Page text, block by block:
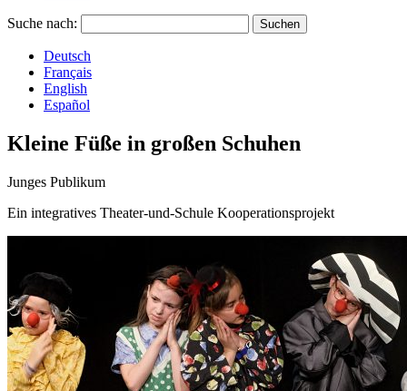
Suche nach:
Deutsch
Français
English
Español
Kleine Füße in großen Schuhen
Junges Publikum
Ein integratives Theater-und-Schule Kooperationsprojekt